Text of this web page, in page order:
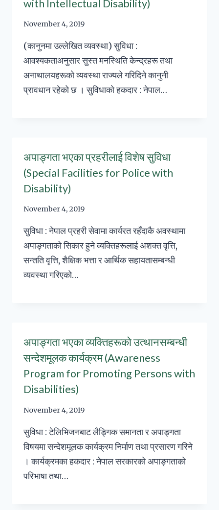
with Intellectual Disability)
November 4, 2019
(कानुनमा उल्लेखित व्यवस्था) सुविधा :
आवश्यकताअनुसार सुस्त मनस्थिति केन्द्रहरू तथा
अनाथालयहरूको व्यवस्था राज्यले गरिदिने कानुनी
प्रावधान रहेको छ । सुविधाको हकदार : नेपाल…
अपाङ्गता भएका प्रहरीलाई विशेष सुविधा
(Special Facilities for Police with
Disability)
November 4, 2019
सुविधा : नेपाल प्रहरी सेवामा कार्यरत रहँदाकै अवस्थामा
अपाङ्गताको सिकार हुने व्यक्तिहरूलाई अशक्त वृत्ति,
सन्तति वृत्ति, शैक्षिक भत्ता र आर्थिक सहायतासम्बन्धी
व्यवस्था गरिएको…
अपाङ्गता भएका व्यक्तिहरूको उत्थानसम्बन्धी
सन्देशमूलक कार्यक्रम (Awareness
Program for Promoting Persons with
Disabilities)
November 4, 2019
सुविधा : टेलिभिजनबाट लैङ्गिक समानता र अपाङ्गता
विषयमा सन्देशमूलक कार्यक्रम निर्माण तथा प्रसारण गरिने
। कार्यक्रमका हकदार : नेपाल सरकारको अपाङ्गताको
परिभाषा तथा…